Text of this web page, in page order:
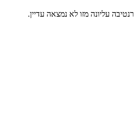
עליונה מזו לא נמצאה עדיין.